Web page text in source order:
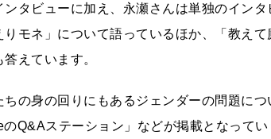
ンタビューに加え、永瀬さんは単独のイン
モネ」について語っているほか、「教え
えています。
の身の回りにもあるジェンダーの問題に
Q&Aステーション」などが掲載となってい